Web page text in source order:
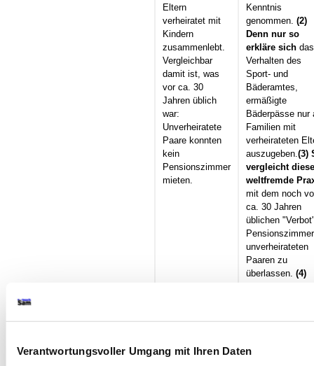
Verantwortungsvoller Umgang mit Ihren Daten
Eltern
verheiratet mit
Kindern
zusammenlebt.
Vergleichbar
damit ist, was
vor ca. 30
Jahren üblich
war:
Unverheiratete
Paare konnten
kein
Pensionszimmer
mieten.
Kenntnis
genommen. (2)
Denn nur so
erkläre sich das
Verhalten des
Sport- und
Bäderamtes,
ermäßigte
Bäderpässe nur
Familien mit
verheirateten
auszugeben. (3)
vergleicht diese
weltfremde
mit dem noch
ca. 30 Jahren
üblichen
Pensionszimmer
unverheirateten
Paaren zu
überlassen. (4)
Entwicklung